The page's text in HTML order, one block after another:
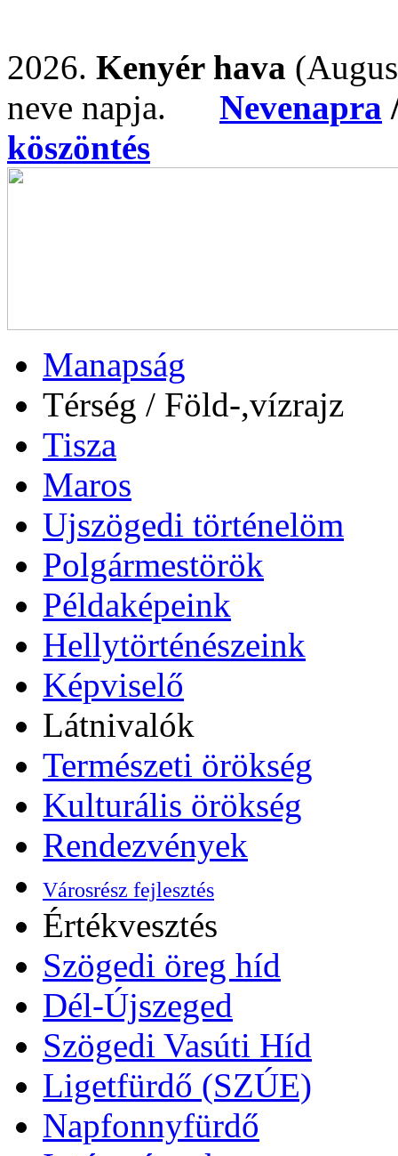
2026. Kenyér hava
neve napja. Nevenapra
köszöntés
Manapság
Térség / Föld-,vízrajz
Tisza
Maros
Ujszögedi történelöm
Polgármestörök
Példaképeink
Hellytörténészeink
Képviselő
Látnivalók
Természeti örökség
Kulturális örökség
Rendezvények
Városrész fejlesztés
Értékvesztés
Szögedi öreg híd
Dél-Újszeged
Szögedi Vasúti Híd
Ligetfürdő (SZÚE)
Napfonnyfürdő